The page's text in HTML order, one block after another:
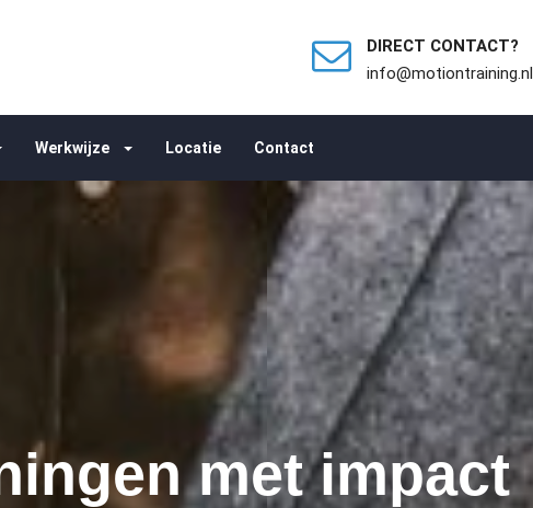
DIRECT CONTACT?
info@motiontraining.nl
Werkwijze Locatie Contact
met impact